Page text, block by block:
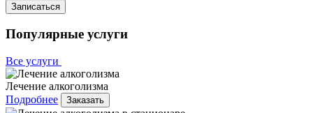
Записаться
Популярные услуги
Все услуги
Лечение алкоголизма
Подробнее
Заказать